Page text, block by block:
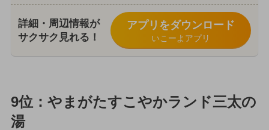
詳細・周辺情報が
サクサク見れる！
アプリをダウンロード
いこーよアプリ
9位：やまがたすこやかランド三太の
湯